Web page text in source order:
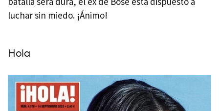
luchar sin miedo. ¡Ánimo!
Hola